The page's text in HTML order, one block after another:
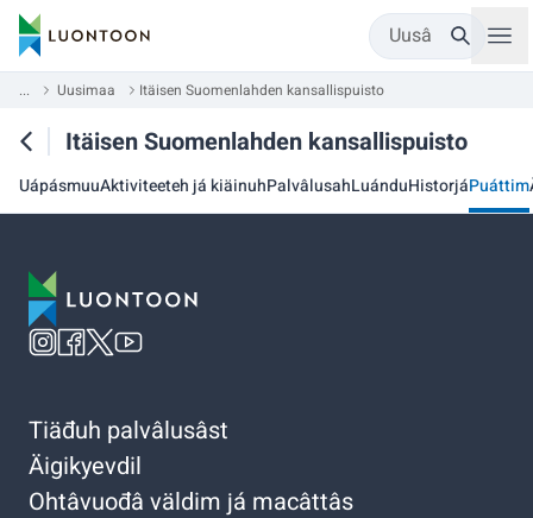
Uusâ
... Uusimaa Itäisen Suomenlahden kansallispuisto
Itäisen Suomenlahden kansallispuisto
UápásmuuAktiviteeteh já kiäinuhPalvâlusahLuánduHistorjáPuáttim
Tiäđuh palvâlusâst
Äigikyevdil
Ohtâvuođâ väldim já macâttâs